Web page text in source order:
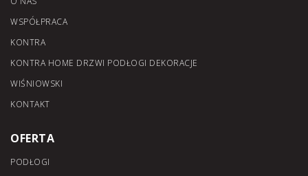
WSPÓŁPRACA
KONTRA
KONTRA HOME DRZWI PODŁOGI DEKORACJE
WIŚNIOWSKI
KONTAKT
OFERTA
PODŁOGI